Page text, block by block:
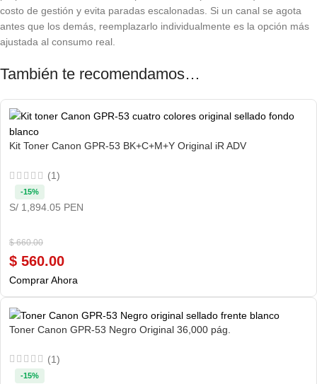
costo de gestión y evita paradas escalonadas. Si un canal se agota
antes que los demás, reemplazarlo individualmente es la opción más
ajustada al consumo real.
También te recomendamos…
Kit Toner Canon GPR-53 BK+C+M+Y Original iR ADV
(1)
$660.00
$ 560.00
-15%
S/ 1,894.05 PEN
Comprar Ahora
Toner Canon GPR-53 Negro Original 36,000 pág.
(1)
-15%